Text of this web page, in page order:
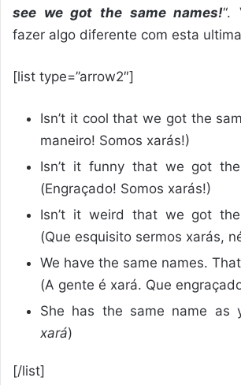
see we got the same names!“.
fazer algo diferente com esta
[list type=”arrow2″]
Isn’t it cool that we got the
maneiro! Somos xarás!)
Isn’t it funny that we got
(Engraçado! Somos xarás!)
Isn’t it weird that we got
(Que esquisito sermos xarás,
We have the same names.
(A gente é xará. Que
She has the same name as
xará)
[/list]